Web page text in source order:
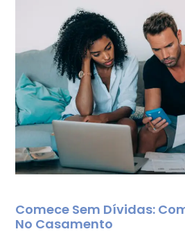
Comece Sem Dívidas:
No Casamento